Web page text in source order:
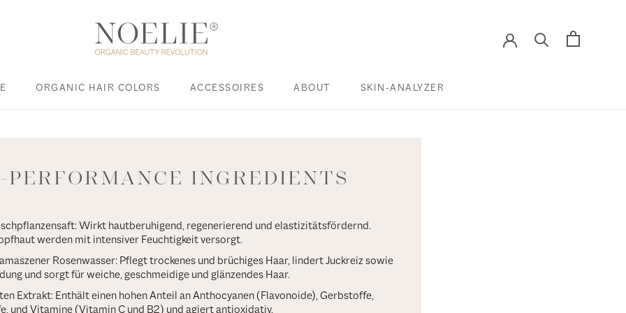
ORGANIC HAIR COLORS
ACCESSOIRES
ABOUT
SKIN-ANALYZER
INGREDIENTS
Wirkt hautberuhigend, regenerierend und elastizitätsfördernd.
werden mit intensiver Feuchtigkeit versorgt.
Rosenwasser: Pflegt trockenes und brüchiges Haar, lindert Juckreiz sowie
und sorgt für weiche, geschmeidige und glänzendes Haar.
Extrakt: Enthält einen hohen Anteil an Anthocyanen (Flavonoide), Gerbstoffe,
und Vitamine (Vitamin C und B2) und agiert antioxidativ.